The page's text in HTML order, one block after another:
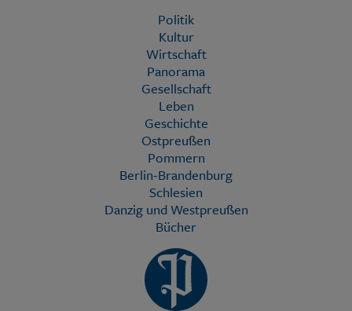
Politik
Kultur
Wirtschaft
Panorama
Gesellschaft
Leben
Geschichte
Ostpreußen
Pommern
Berlin-Brandenburg
Schlesien
Danzig und Westpreußen
Bücher